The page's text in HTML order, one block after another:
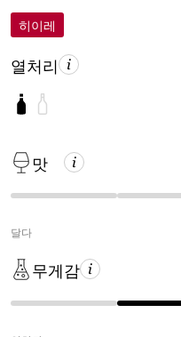
히이레
열처리
맛
달다
무게감